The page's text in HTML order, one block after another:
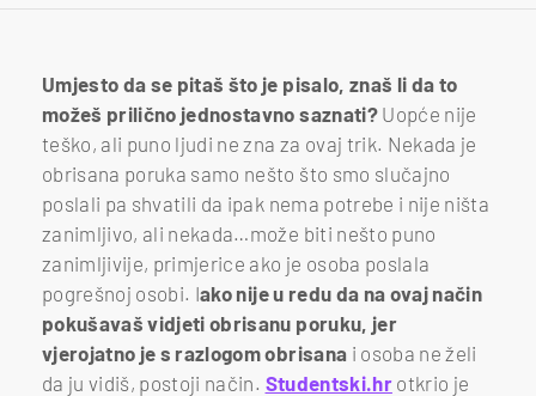
Umjesto da se pitaš što je pisalo, znaš li da to
možeš prilično jednostavno saznati?Uopće nije
teško, ali puno ljudi ne zna za ovaj trik. Nekada je
obrisana poruka samo nešto što smo slučajno
poslali pa shvatili da ipak nema potrebe i nije ništa
zanimljivo, ali nekada…može biti nešto puno
zanimljivije, primjerice ako je osoba poslala
pogrešnoj osobi. Iako nije u redu da na ovaj način
pokušavaš vidjeti obrisanu poruku, jer
vjerojatno je s razlogom obrisana i osoba ne želi
da ju vidiš, postoji način. Studentski.hrotkrio je